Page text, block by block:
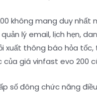
không mang duy nhất
lý email, lịch hẹn,
xuất thông báo hỏa
của giá vinfast evo 200
số đông chức năng